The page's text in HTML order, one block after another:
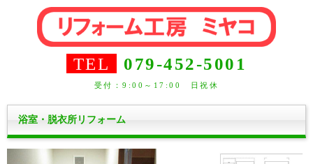
TEL 079-452-5001
受付：9:00～17:00 日祝休
浴室・脱衣所リフォーム